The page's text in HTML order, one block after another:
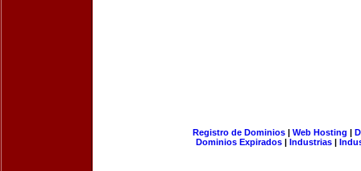
Registro de Dominios| Web Hosting |
Dominios Expirados | Industrias |